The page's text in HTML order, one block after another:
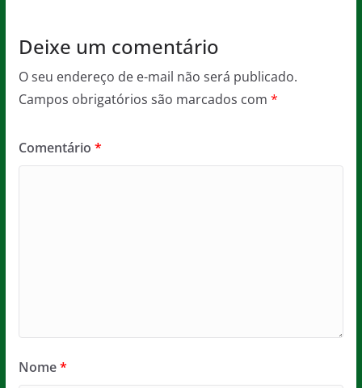
Deixe um comentário
O seu endereço de e-mail não será publicado.
Campos obrigatórios são marcados com *
Comentário *
Nome*